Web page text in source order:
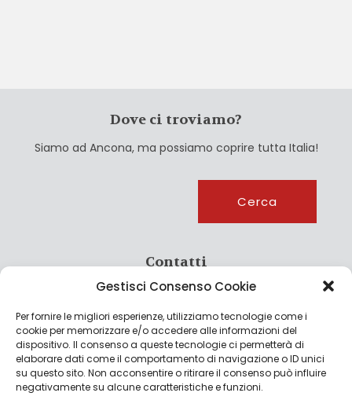
Gestisci Consenso Cookie
Per fornire le migliori esperienze, utilizziamo tecnologie come i
cookie per memorizzare e/o accedere alle informazioni del
dispositivo. Il consenso a queste tecnologie ci permetterà di
elaborare dati come il comportamento di navigazione o ID unici
su questo sito. Non acconsentire o ritirare il consenso può influire
negativamente su alcune caratteristiche e funzioni.
Dove ci troviamo?
Siamo ad Ancona, ma possiamo coprire tutta Italia!
Cerca
Contatti
info@culturagroalimentare.com
Note legali
Privacy Policy